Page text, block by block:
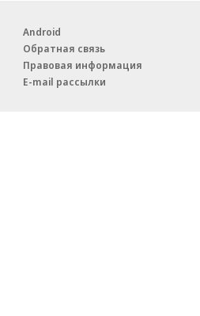
Android
Обратная связь
Правовая информация
E-mail рассылки